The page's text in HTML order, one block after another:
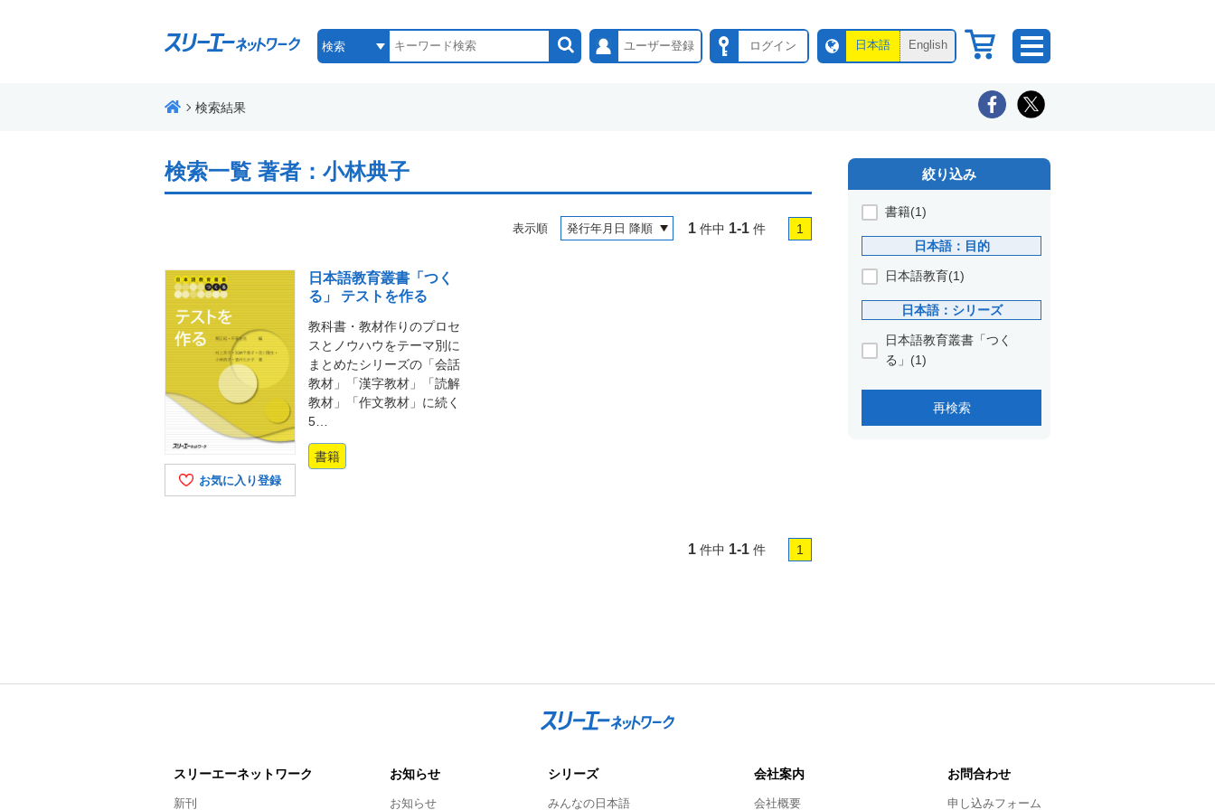
ユーザー登録 ログイン 日本語 English
検索結果
検索一覧 著者：小林典子
表示順 1 件中 1-1 件 1
お気に入り登録
日本語教育叢書「つく
る」 テストを作る
教科書・教材作りのプロセ
スとノウハウをテーマ別に
まとめたシリーズの「会話
教材」「漢字教材」「読解
教材」「作文教材」に続く
5…
書籍
1 件中 1-1 件 1
絞り込み
書籍(1)
日本語：目的
日本語教育(1)
日本語：シリーズ
日本語教育叢書「つく
る」(1)
スリーエーネットワーク
新刊
お知らせ
お知らせ
シリーズ
みんなの日本語
会社案内
会社概要
お問合わせ
申し込みフォーム